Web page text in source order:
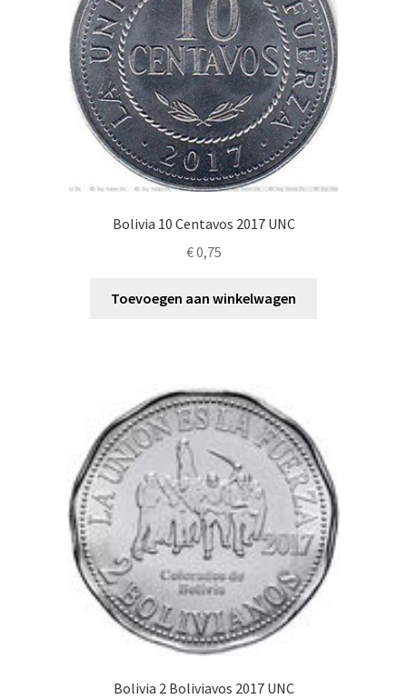
Bolivia 10 Centavos 2017 UNC
€0,75
Toevoegen aan winkelwagen
Bolivia 2 Boliviavos 2017 UNC